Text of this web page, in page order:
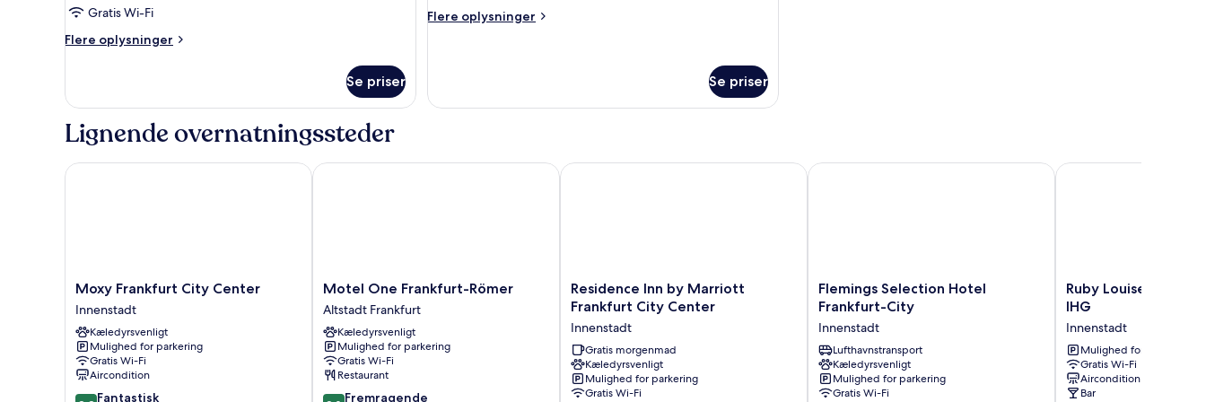
(Comfort)
Gratis Wi-Fi
Flere oplysninger
Flere
værelse
Se priser
Flere oplysninger
Flere
Se priser
Lignende overnatningssteder
Moxy
Frankfurt
City
Center
Innenstadt
Moxy Frankfurt City Center
Innenstadt
Kæledyrsvenligt
Mulighed for parkering
Gratis Wi-Fi
Aircondition
8.8 Fantastisk
Moxy Frankfurt City Center
Motel
One
Frankfurt-
Römer
Altstadt
Frankfurt
Motel One Frankfurt-Römer
Altstadt Frankfurt
Kæledyrsvenligt
Mulighed for parkering
Gratis Wi-Fi
Restaurant
9.0 Fremragende
Motel One Frankfurt-Römer
Residence
Inn
Marriott
Frankfurt
City
Center
Residence Inn by Marriott
Frankfurt City Center
Innenstadt
Gratis morgenmad
Kæledyrsvenligt
Mulighed for parkering
Gratis Wi-Fi
Residence Inn by Marriott Frankfurt City Center
Flemings
Selection
Frankfurt-
City
Innenstadt
Flemings Selection Hotel
Frankfurt-City
Innenstadt
Lufthavnstransport
Kæledyrsvenligt
Mulighed for parkering
Gratis Wi-Fi
Flemings Selection Hotel Frankfurt-City
Ruby
Louise
Frankfurt
by
IHG
Innenstadt
Ruby Louise Hotel
IHG
Innenstadt
Mulighed for parkering
Gratis Wi-Fi
Aircondition
Bar
Ruby Louise Hotel